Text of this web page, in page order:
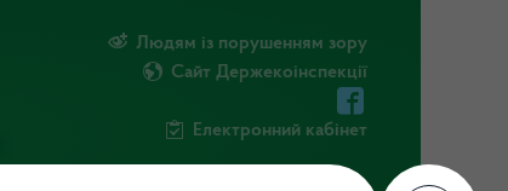
Людям із порушенням зору
Сайт Держекоінспекції
Електронний кабінет